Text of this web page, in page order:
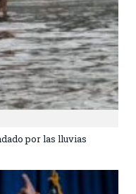
por las lluvias